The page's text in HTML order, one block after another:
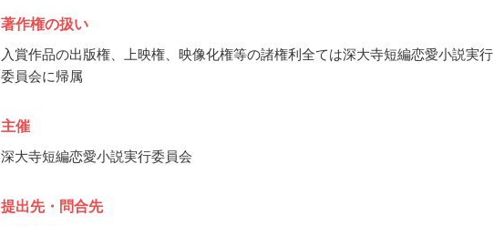
著作権の扱い
入賞作品の出版権、上映権、映像化権等の諸権利全ては深大寺短編恋愛小説実行
委員会に帰属
主催
深大寺短編恋愛小説実行委員会
提出先・問合先